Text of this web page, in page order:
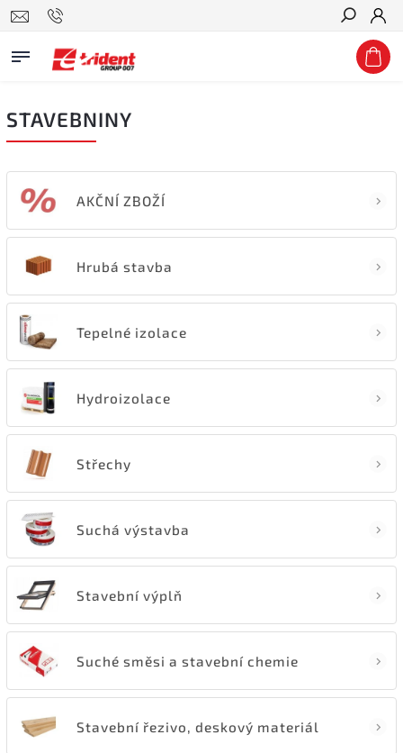
Hledat
STAVEBNINY
AKČNÍ ZBOŽÍ
Hrubá stavba
Tepelné izolace
Hydroizolace
Střechy
Suchá výstavba
Stavební výplň
Suché směsi a stavební chemie
Stavební řezivo, deskový materiál